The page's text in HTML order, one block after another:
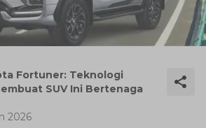
Fortuner: Teknologi
SUV Ini Bertenaga
2026